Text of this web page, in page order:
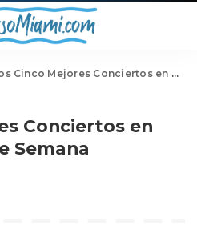
Cinco Mejores Conciertos en Miami Este fin de Semana
Conciertos en
Semana